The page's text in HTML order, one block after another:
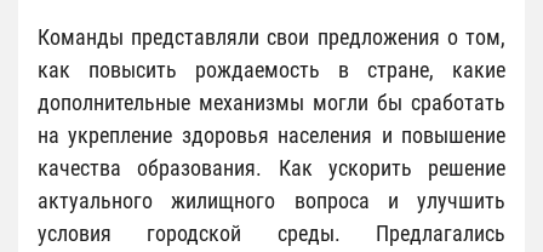
Команды представляли свои предложения о том,
как повысить рождаемость в стране, какие
дополнительные механизмы могли бы сработать
на укрепление здоровья населения и повышение
качества образования. Как ускорить решение
актуального жилищного вопроса и улучшить
условия городской среды. Предлагались